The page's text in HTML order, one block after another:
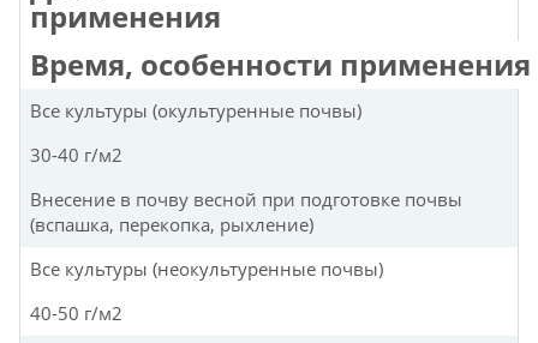
применения
Время, особенности применения
Все культуры (окультуренные почвы)
30-40 г/м2
Внесение в почву весной при подготовке почвы
(вспашка, перекопка, рыхление)
Все культуры (неокультуренные почвы)
40-50 г/м2